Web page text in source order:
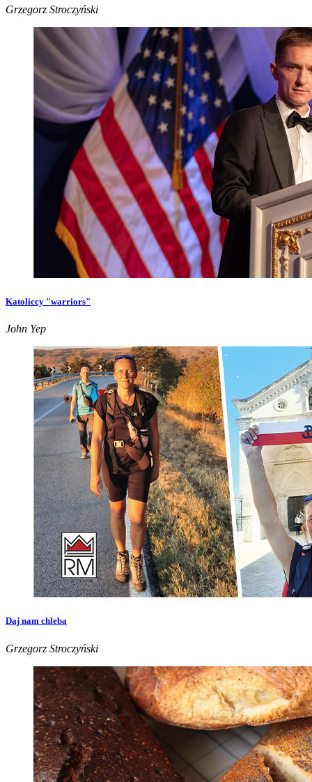
Grzegorz Stroczyński
Katoliccy "warriors"
John Yep
Daj nam chleba
Grzegorz Stroczyński